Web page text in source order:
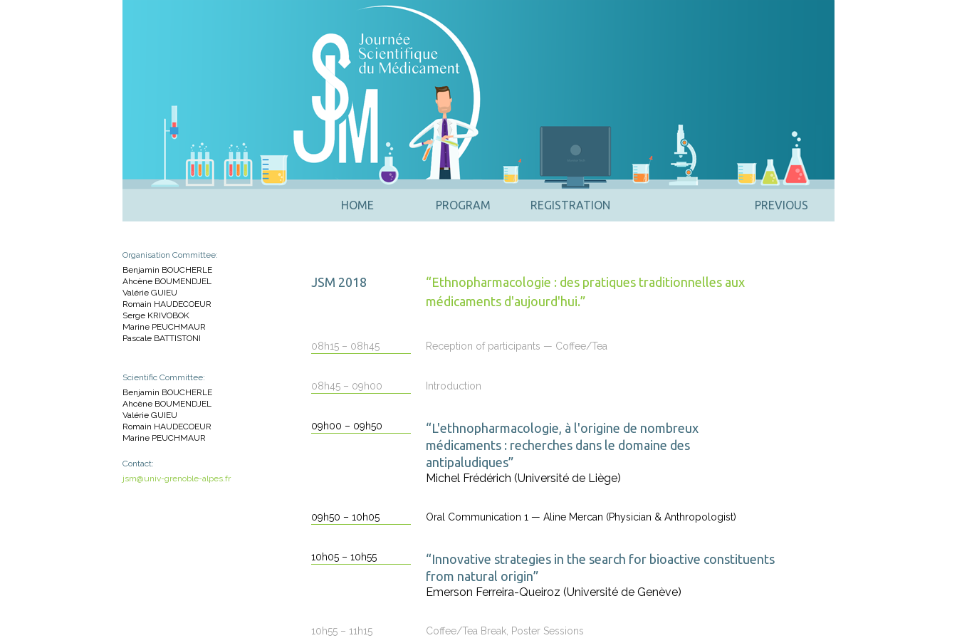
HOME PROGRAM REGISTRATION PREVIOUS
Organisation Committee:
Benjamin BOUCHERLE
Ahcène BOUMENDJEL
Valérie GUIEU
Romain HAUDECOEUR
Serge KRIVOBOK
Marine PEUCHMAUR
Pascale BATTISTONI
Scientific Committee:
Benjamin BOUCHERLE
Ahcène BOUMENDJEL
Valérie GUIEU
Romain HAUDECOEUR
Marine PEUCHMAUR
Contact:
jsm@univ-grenoble-alpes.fr
JSM 2018
“Ethnopharmacologie : des pratiques traditionnelles aux
médicaments d'aujourd'hui.”
08h15 – 08h45 Reception of participants — Coffee/Tea
08h45 – 09h00 Introduction
09h00 – 09h50
“L'ethnopharmacologie, à l'origine de nombreux
médicaments : recherches dans le domaine des
antipaludiques”
Michel Frédérich (Université de Liège)
09h50 – 10h05 Oral Communication 1 — Aline Mercan (Physician & Anthropologist)
10h05 – 10h55
“Innovative strategies in the search for bioactive constituents
from natural origin”
Emerson Ferreira-Queiroz (Université de Genève)
10h55 – 11h15 Coffee/Tea Break, Poster Sessions